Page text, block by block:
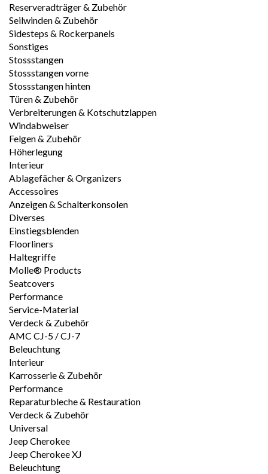
Reserveradträger & Zubehör
Seilwinden & Zubehör
Sidesteps & Rockerpanels
Sonstiges
Stossstangen
Stossstangen vorne
Stossstangen hinten
Türen & Zubehör
Verbreiterungen & Kotschutzlappen
Windabweiser
Felgen & Zubehör
Höherlegung
Interieur
Ablagefächer & Organizers
Accessoires
Anzeigen & Schalterkonsolen
Diverses
Einstiegsblenden
Floorliners
Haltegriffe
Molle® Products
Seatcovers
Performance
Service-Material
Verdeck & Zubehör
AMC CJ-5 / CJ-7
Beleuchtung
Interieur
Karrosserie & Zubehör
Performance
Reparaturbleche & Restauration
Verdeck & Zubehör
Universal
Jeep Cherokee
Jeep Cherokee XJ
Beleuchtung